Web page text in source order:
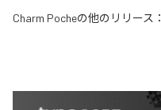
Charm Pocheの他のリリース：